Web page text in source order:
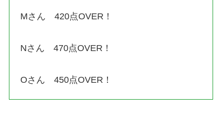
Mさん 420点OVER！
Nさん 470点OVER！
Oさん 450点OVER！